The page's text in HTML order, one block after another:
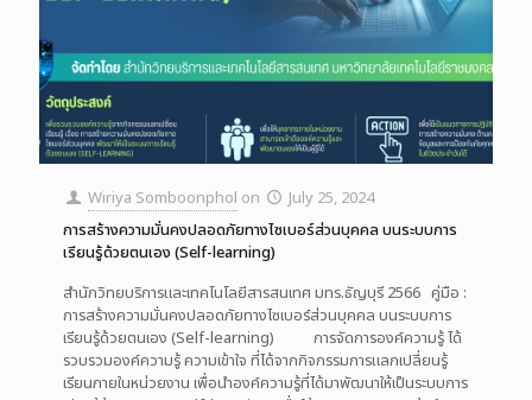
Wiriya Somboonphol on
July 25, 2024
การสร้างความมั่นคงปลอดภัยทางไซเบอร์ส่วนบุคคล บนระบบการ
เรียนรู้ด้วยตนเอง (Self-learning)
สำนักวิทยบริการและเทคโนโลยีสารสนเทศ มทร.ธัญบุรี 2566 คู่มือ :
การสร้างความมั่นคงปลอดภัยทางไซเบอร์ส่วนบุคคล บนระบบการ
เรียนรู้ด้วยตนเอง (Self-learning) การจัดการองค์ความรู้ ได้
รวบรวมองค์ความรู้ ความเข้าใจ ที่ได้จากกิจกรรมการแลกเปลี่ยนรู้
เรียนภายในหน่วยงาน เพื่อนำองค์ความรู้ที่ได้มาพัฒนาให้เป็นระบบการ